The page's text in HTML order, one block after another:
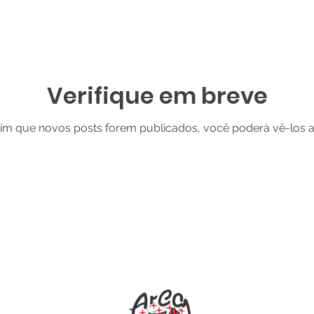
Verifique em breve
que novos posts forem publicados, você poderá vê-los